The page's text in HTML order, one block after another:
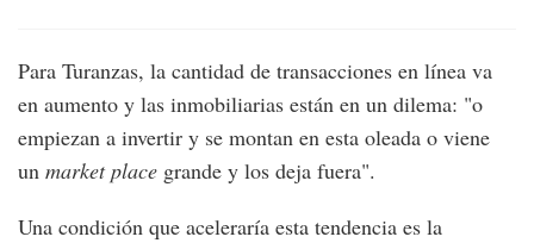
Para Turanzas, la cantidad de transacciones en línea va
en aumento y las inmobiliarias están en un dilema: "o
empiezan a invertir y se montan en esta oleada o viene
un market place grande y los deja fuera".
Una condición que aceleraría esta tendencia es la